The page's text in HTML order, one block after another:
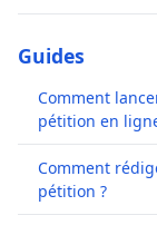
Guides
Comment
pétition en
Comment
pétition ?